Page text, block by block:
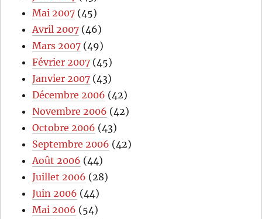
Mai 2007 (45)
Avril 2007 (46)
Mars 2007 (49)
Février 2007 (45)
Janvier 2007 (43)
Décembre 2006 (42)
Novembre 2006 (42)
Octobre 2006 (43)
Septembre 2006 (42)
Août 2006 (44)
Juillet 2006 (28)
Juin 2006 (44)
Mai 2006 (54)